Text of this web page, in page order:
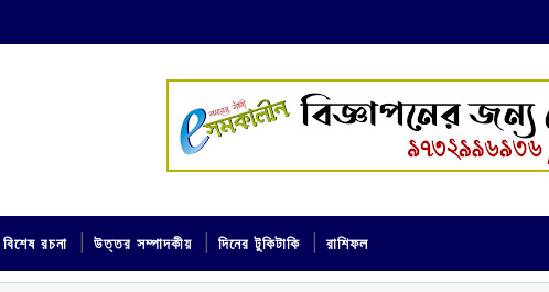
বিশেষ রচনা উত্তর সম্পাদকীয় দিনের টুকিটাকি রাশিফল